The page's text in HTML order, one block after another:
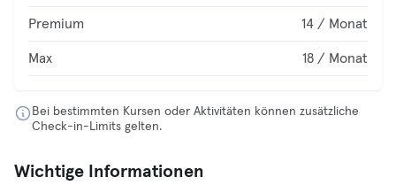
Premium 14 / Monat
Max 18 / Monat
Bei bestimmten Kursen oder Aktivitäten können zusätzliche
Check-in-Limits gelten.
Wichtige Informationen